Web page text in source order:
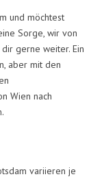
und möchtest
Sorge, wir von
gerne weiter. Ein
aber mit den
Wien nach
variieren je